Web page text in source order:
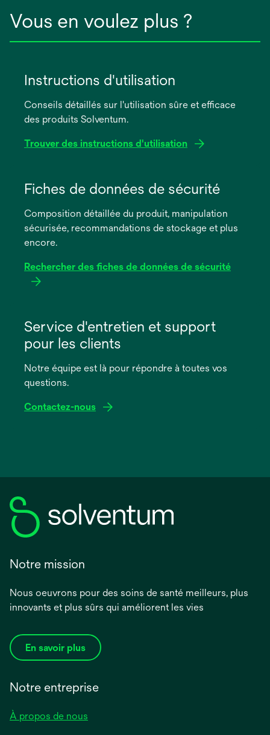
Vous en voulez plus ?
Instructions d'utilisation
Conseils détaillés sur l'utilisation sûre et efficace
des produits Solventum.
Trouver des instructions d'utilisation
dans
nouvel
onglet
Fiches de données de sécurité
Composition détaillée du produit, manipulation
sécurisée, recommandations de stockage et plus
encore.
Rechercher des fiches de données de sécurité
dans
nouvel
onglet
Service d'entretien et support
pour les clients
Notre équipe est là pour répondre à toutes vos
questions.
Contactez-nous
Notre mission
Nous oeuvrons pour des soins de santé meilleurs, plus
innovants et plus sûrs qui améliorent les vies
En savoir plus
Notre entreprise
À propos de nous